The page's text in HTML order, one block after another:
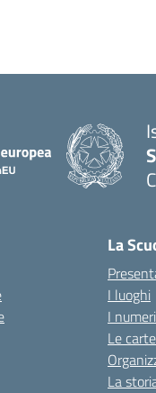
La
I luoghi
I
Le
La